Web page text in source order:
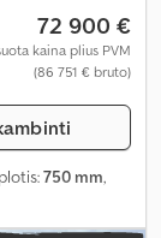
72 900 €
kaina plius PVM
(86 751 € bruto)
750 mm,